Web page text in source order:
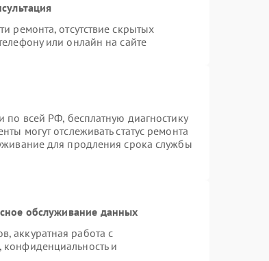
ремонта, отсутствие скрытых
или онлайн на сайте
по всей РФ, бесплатную диагностику
могут отслеживать статус ремонта
для продления срока службы
обслуживание данных
аккуратная работа с
и